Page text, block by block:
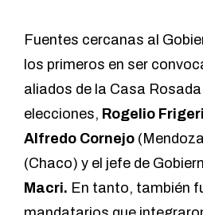
Fuentes cercanas al
los primeros en ser
aliados de la Casa
elecciones, Rogelio
Alfredo Cornejo
(Chaco) y el jefe de
Macri. En tanto, también